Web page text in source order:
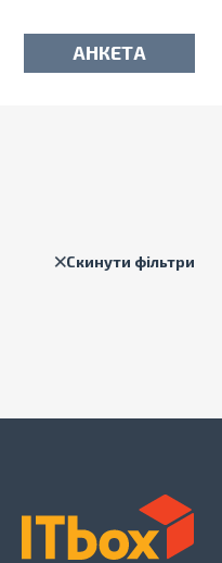
АНКЕТА
Скинути фільтри